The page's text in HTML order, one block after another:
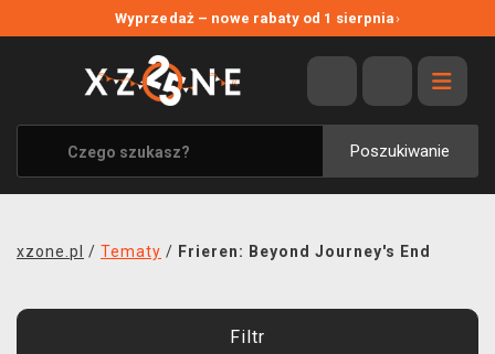
Wyprzedaż – nowe rabaty od 1 sierpnia›
Poszukiwanie
WYPRZEDAŻ
WSZYSTKIE MARKI
XZONE ORIGINALS
UBRANIA I AKCESORIA
xzone.pl / Tematy / Frieren: Beyond Journey's End
Filtr